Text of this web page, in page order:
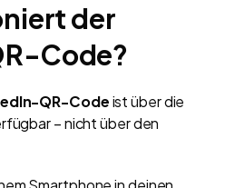
der
Code?
QR-Codeist über die
– nicht über den